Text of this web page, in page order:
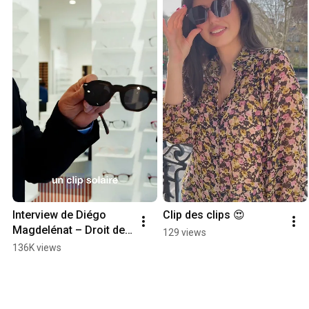
Interview de Diégo
Magdelénat – Droit de
Regard ouvre à Lille !
136K views
Clip des clips 😍
129 views